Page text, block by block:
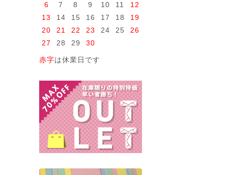
6
7 8 9 10 11
12
13
14 15 16 17 18
19
20
21 22 23 24 25
26
27
28 29 30
赤字は休業日です